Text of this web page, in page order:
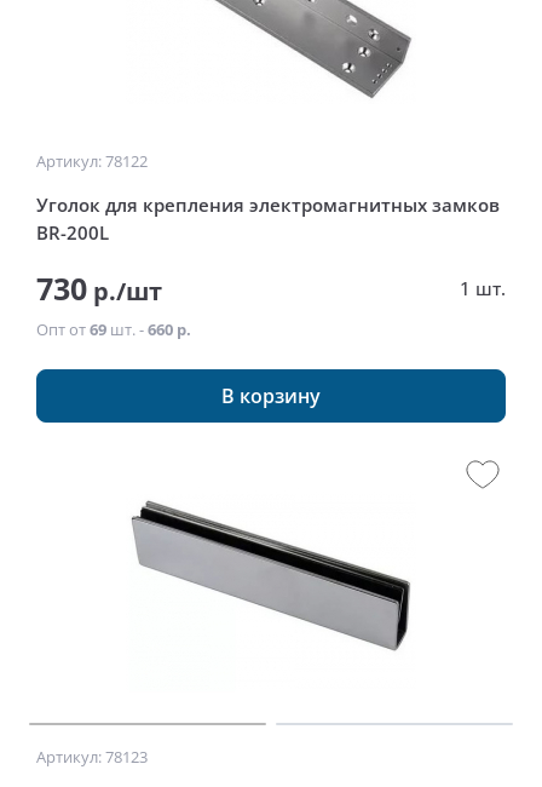
Артикул: 78122
Уголок для крепления электромагнитных замков
BR-200L
730 р./шт 1 шт.
Опт от69 шт. -660 р.
В корзину
Артикул: 78123